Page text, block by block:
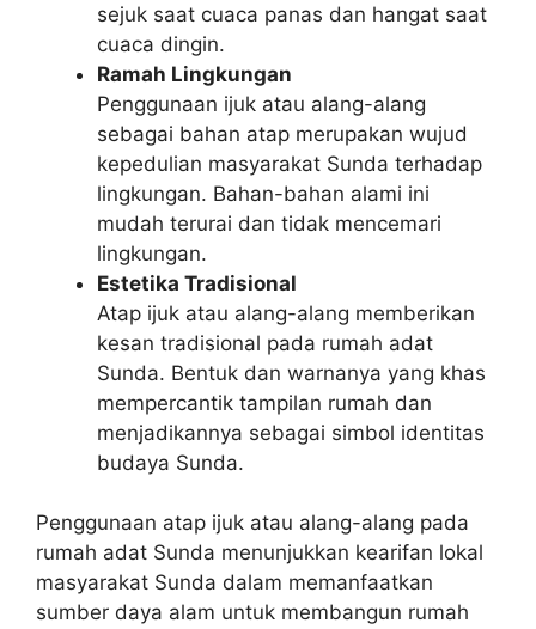
sejuk saat cuaca panas dan hangat saat
cuaca dingin.
Ramah Lingkungan
Penggunaan ijuk atau alang-alang
sebagai bahan atap merupakan wujud
kepedulian masyarakat Sunda terhadap
lingkungan. Bahan-bahan alami ini
mudah terurai dan tidak mencemari
lingkungan.
Estetika Tradisional
Atap ijuk atau alang-alang memberikan
kesan tradisional pada rumah adat
Sunda. Bentuk dan warnanya yang khas
mempercantik tampilan rumah dan
menjadikannya sebagai simbol identitas
budaya Sunda.
Penggunaan atap ijuk atau alang-alang pada
rumah adat Sunda menunjukkan kearifan lokal
masyarakat Sunda dalam memanfaatkan
sumber daya alam untuk membangun rumah